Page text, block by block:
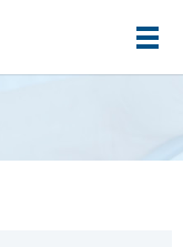
メ